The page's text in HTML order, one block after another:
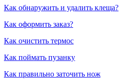
Как обнаружить и удалить клеща?
Как оформить заказ?
Как очистить термос
Как поймать пузанку
Как правильно заточить нож